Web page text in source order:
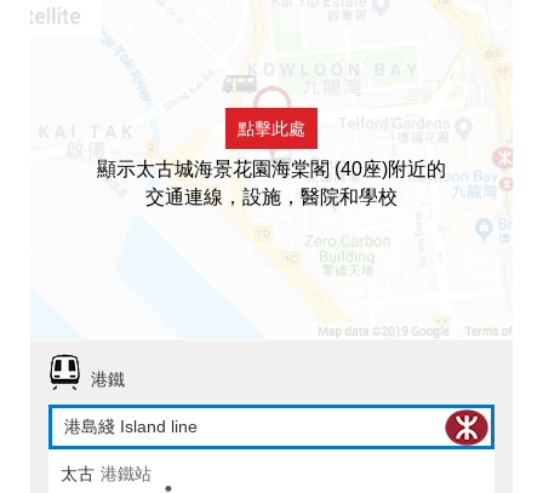
點擊此處
顯示太古城海景花園海棠閣 (40座)附近的
交通連線，設施，醫院和學校
港鐵
港島綫 Island line
太古 港鐵站